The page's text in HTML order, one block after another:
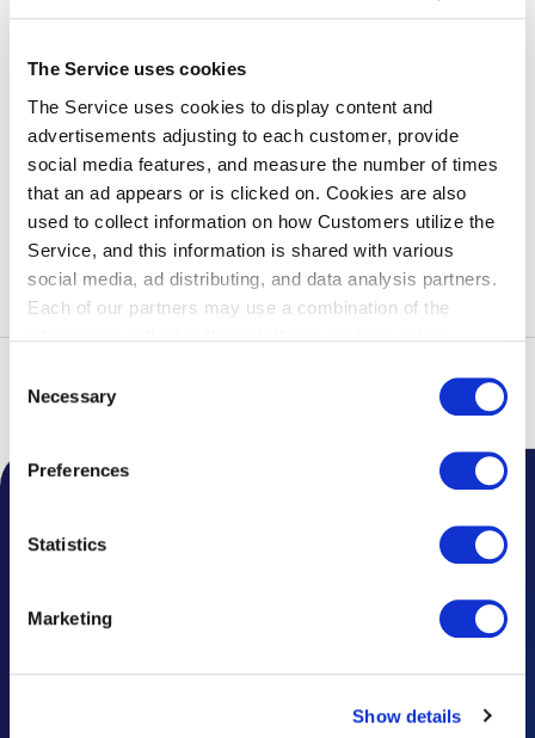
The Service uses cookies
The Service uses cookies to display content and
advertisements adjusting to each customer, provide
social media features, and measure the number of times
that an ad appears or is clicked on. Cookies are also
used to collect information on how Customers utilize the
Service, and this information is shared with various
social media, ad distributing, and data analysis partners.
Each of our partners may use a combination of the
well as other information collected by our partners when
Please see
Selection
Necessary
Preferences
Statistics
Marketing
Show details
게이큐선 ·모노레일의 「환승승차표」의 배부를 중지하고 있습니
다. 이해를 부탁드립니다.
자세한 것은터미널 간 이동 페이지내 「게이큐선 ・모노레일」을
확인해 주세요.
목록으로 돌아 가기
터미널 간 무료 셔틀버스 운행 시간의 일
시 변경에 대해서
자주 묻는 질문